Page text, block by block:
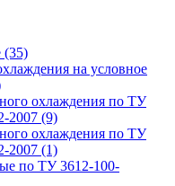
(35)
на условное
охлаждения по ТУ
2007 (9)
охлаждения по ТУ
2007 (1)
по ТУ 3612-100-